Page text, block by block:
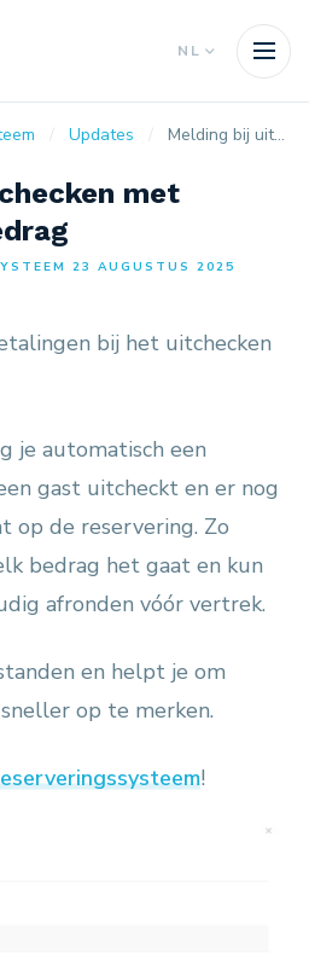
NL
Updates Melding bij uitchecken met openstaand bedrag
met
23 AUGUSTUS 2025
bij het uitchecken
je automatisch een
gast uitcheckt en er nog
op de reservering. Zo
bedrag het gaat en kun
afronden vóór vertrek.
en helpt je om
op te merken.
!